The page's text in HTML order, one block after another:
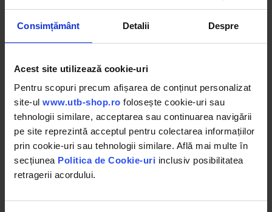
Consimțământ Detalii Despre
Acest site utilizează cookie-uri
Pentru scopuri precum afișarea de conținut personalizat
site-ul www.utb-shop.ro folosește cookie-uri sau
tehnologii similare, acceptarea sau continuarea navigării
pe site reprezintă acceptul pentru colectarea informațiilor
prin cookie-uri sau tehnologii similare. Află mai multe în
secțiunea Politica de Cookie-uri inclusiv posibilitatea
retragerii acordului.
Ulei Olipes Maxicer TDI 15W40 1L